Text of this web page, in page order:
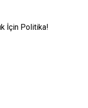
İçin Politika!